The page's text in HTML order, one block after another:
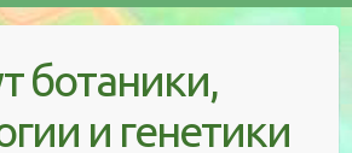
ботаники,
и генетики